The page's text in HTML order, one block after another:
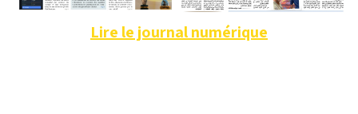
Lire le journal numérique